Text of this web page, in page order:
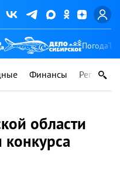
Погода
Финансы Регионы
области
конкурса